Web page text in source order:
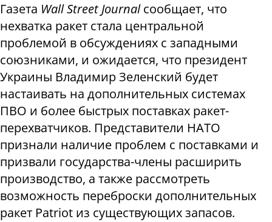
Газета Wall Street Journalсообщает, что
нехватка ракет стала центральной
проблемой в обсуждениях с западными
союзниками, и ожидается, что президент
Украины Владимир Зеленский будет
настаивать на дополнительных системах
ПВО и более быстрых поставках ракет-
перехватчиков. Представители НАТО
признали наличие проблем с поставками и
призвали государства-члены расширить
производство, а также рассмотреть
возможность переброски дополнительных
ракет Patriot из существующих запасов.